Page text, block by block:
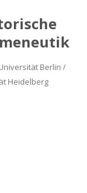
Berlin /
Heidelberg